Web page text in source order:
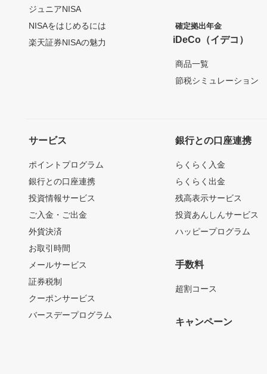
ジュニアNISA
NISAをはじめるには
楽天証券NISAの魅力
確定拠出年金
iDeCo（イデコ）
商品一覧
節税シミュレーション
サービス
ポイントプログラム
銀行との口座連携
投資情報サービス
ご入金・ご出金
外貨決済
お取引時間
メールサービス
証券税制
クーポンサービス
バースデープログラム
銀行との口座連携
らくらく入金
らくらく出金
残高表示サービス
投資あんしんサービス
ハッピープログラム
手数料
超割コース
キャンペーン